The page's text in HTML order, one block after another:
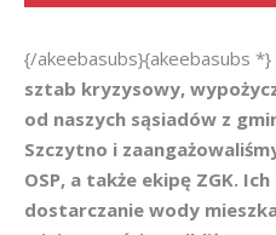
{/akeebasubs}{akeebasubs *}
sztab kryzysowy,
od naszych sąsiadów z
Szczytno i
OSP, a także ekipę ZGK.
dostarczanie wody